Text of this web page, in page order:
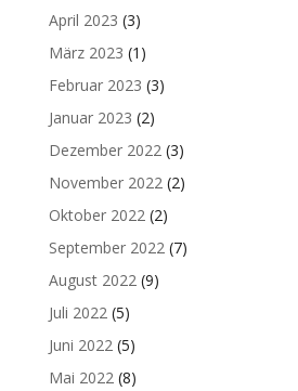
April 2023 (3)
März 2023 (1)
Februar 2023 (3)
Januar 2023 (2)
Dezember 2022(3)
November 2022(2)
Oktober 2022(2)
September 2022(7)
August 2022(9)
Juli 2022(5)
Juni 2022(5)
Mai 2022(8)